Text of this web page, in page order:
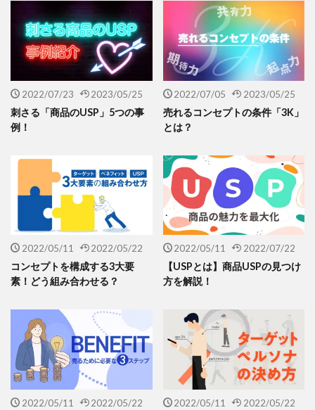
2022/07/23 2023/05/25
刺さる「商品のUSP」5つの事
例！
2022/07/05 2023/05/25
売れるコンセプトの条件「3K」
とは？
2022/05/11 2022/05/22
コンセプトを構成する3大要
素！どう組み合わせる？
2022/05/11 2022/07/22
【USPとは】商品USPの見つけ
方を解説！
2022/05/11 2022/05/22 2022/05/11 2022/05/22